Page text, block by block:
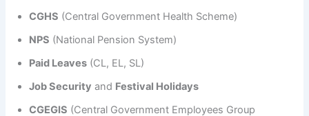
CGHS (Central Government Health Scheme)
NPS (National Pension System)
Paid Leaves (CL, EL, SL)
Job Security and Festival Holidays
CGEGIS (Central Government Employees Group